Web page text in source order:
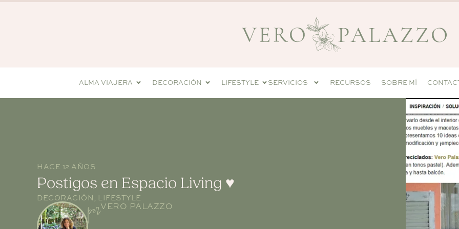
ALMA VIAJERA DECORACIÓN LIFESTYLE SERVICIOS RECURSOS SOBRE MÍ
HACE 12 AÑOS
Postigos en Espacio Living ♥
DECORACIÓN, LIFESTYLE
porVERO PALAZZO